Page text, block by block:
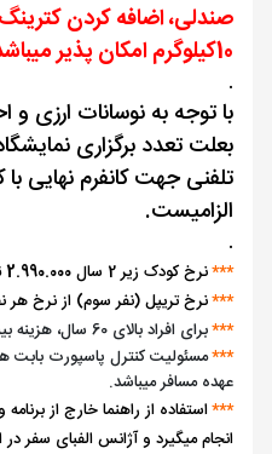
صندلی، اضافه کردن
10کیلوگرم امکان پذیر میباشد.
.
با توجه به نوسانات ارزی
بعلت تعدد برگزاری
تلفنی جهت کانفرم نهایی
الزامیست.
.
***نرخ کودک زیر 2 سال 2.990.000
***نرخ تریپل (نفر سوم) از نرخ هر
***برای افراد بالای 60 سال، هزینه بیمه به عهده مسافر و الزامی است.
***مسئولیت کنترل پاسپورت بابت
عهده مسافر میباشد.
***استفاده از راهنما خارج از
انجام میگیرد و آژانس الفبای سفر